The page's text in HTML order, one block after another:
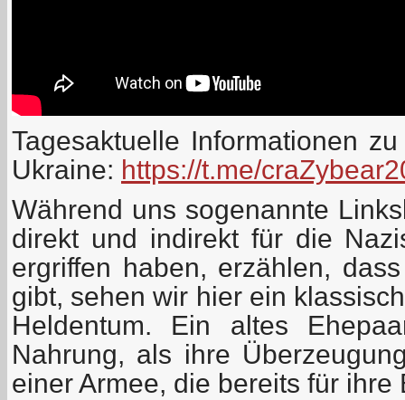
Tagesaktuelle Informationen
Ukraine: https://t.me/
Während uns sogenannte
direkt und indirekt für die
ergriffen haben, erzählen,
gibt, sehen wir hier ein
Heldentum. Ein altes
Nahrung, als ihre
einer Armee, die bereits für ihre